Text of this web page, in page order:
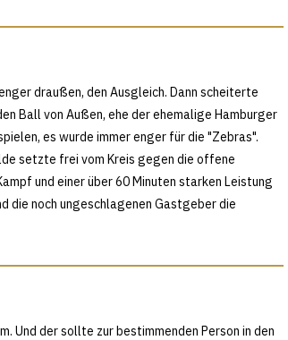
draußen, den Ausgleich. Dann scheiterte
Ball von Außen, ehe der ehemalige Hamburger
es wurde immer enger für die "Zebras".
setzte frei vom Kreis gegen die offene
und einer über 60 Minuten starken Leistung
die noch ungeschlagenen Gastgeber die
Und der sollte zur bestimmenden Person in den